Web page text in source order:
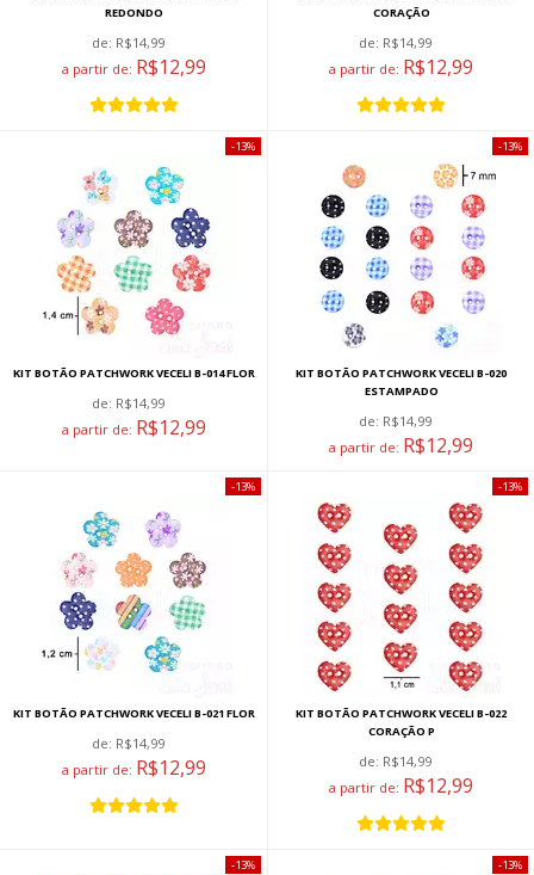
REDONDO
de: R$14,99
a partir de: R$12,99
CORAÇÃO
de: R$14,99
a partir de: R$12,99
KIT BOTÃO PATCHWORK VECELI B-014 FLOR
de: R$14,99
a partir de: R$12,99
13%
KIT BOTÃO PATCHWORK VECELI B-020
ESTAMPADO
de: R$14,99
a partir de: R$12,99
13%
KIT BOTÃO PATCHWORK VECELI B-021 FLOR
de: R$14,99
a partir de: R$12,99
13%
KIT BOTÃO PATCHWORK VECELI B-022
CORAÇÃO P
de: R$14,99
a partir de: R$12,99
13%
13% 13%